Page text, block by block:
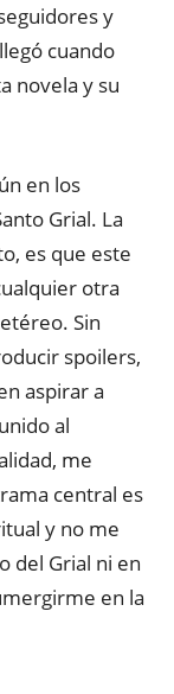
y
cuando
novela y su
en los
Grial. La
es que este
otra
Sin
spoilers,
aspirar a
al
me
central es
y no me
del Grial ni en
en la